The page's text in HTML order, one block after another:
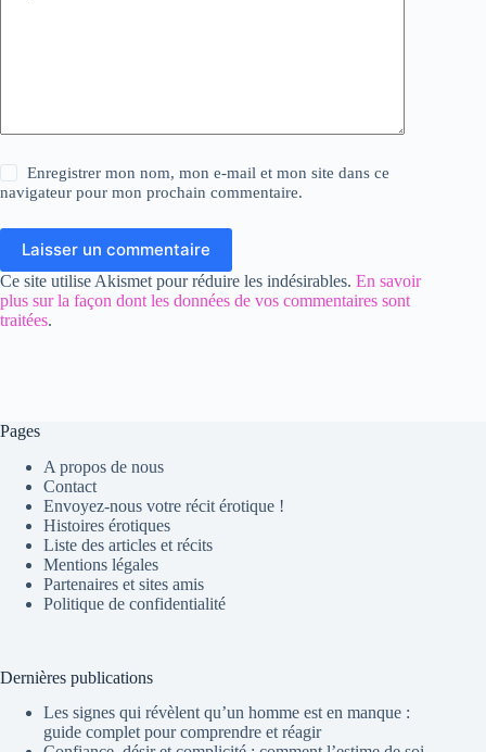
Enregistrer mon nom, mon e-mail et mon site dans ce
navigateur pour mon prochain commentaire.
Laisser un commentaire
Ce site utilise Akismet pour réduire les indésirables. En savoir
plus sur la façon dont les données de vos commentaires sont
traitées.
Pages
A propos de nous
Contact
Envoyez-nous votre récit érotique !
Histoires érotiques
Liste des articles et récits
Mentions légales
Partenaires et sites amis
Politique de confidentialité
Dernières publications
Les signes qui révèlent qu’un homme est en manque :
guide complet pour comprendre et réagir